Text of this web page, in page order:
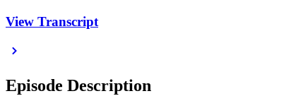
View Transcript
Episode Description